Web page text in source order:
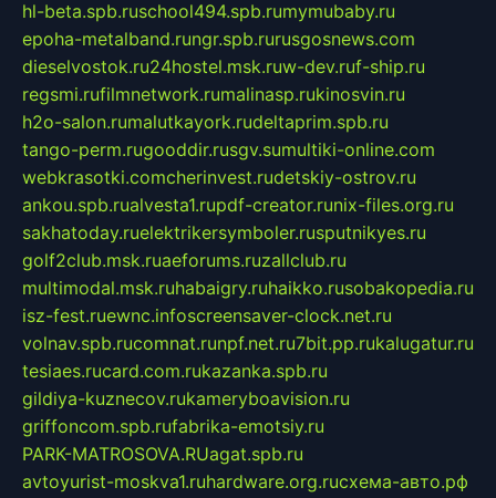
hl-beta.spb.ruschool494.spb.rumymubaby.ru
epoha-metalband.rungr.spb.rurusgosnews.com
dieselvostok.ru24hostel.msk.ruw-dev.ruf-ship.ru
regsmi.rufilmnetwork.rumalinasp.rukinosvin.ru
h2o-salon.rumalutkayork.rudeltaprim.spb.ru
tango-perm.rugooddir.rusgv.sumultiki-online.com
webkrasotki.comcherinvest.rudetskiy-ostrov.ru
ankou.spb.rualvesta1.rupdf-creator.runix-files.org.ru
sakhatoday.ruelektrikersymboler.rusputnikyes.ru
golf2club.msk.ruaeforums.ruzallclub.ru
multimodal.msk.ruhabaigry.ruhaikko.rusobakopedia.ru
isz-fest.ruewnc.infoscreensaver-clock.net.ru
volnav.spb.rucomnat.runpf.net.ru7bit.pp.rukalugatur.ru
tesiaes.rucard.com.rukazanka.spb.ru
gildiya-kuznecov.rukameryboavision.ru
griffoncom.spb.rufabrika-emotsiy.ru
PARK-MATROSOVA.RUagat.spb.ru
avtoyurist-moskva1.ruhardware.org.ruсхема-авто.рф